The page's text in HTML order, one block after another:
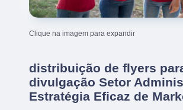
Clique na imagem para expandir
distribuição de flyers
divulgação Setor
Estratégia Eficaz de